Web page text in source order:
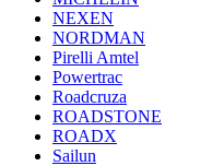
NEXEN
NORDMAN
Pirelli Amtel
Powertrac
Roadcruza
ROADSTONE
ROADX
Sailun